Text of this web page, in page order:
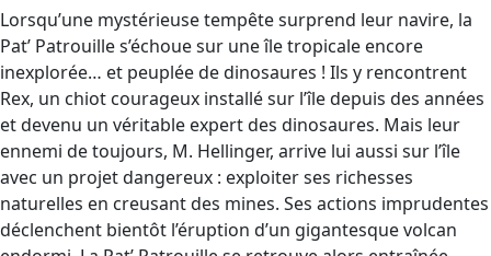
Lorsqu’une mystérieuse tempête surprend leur navire, la
Pat’ Patrouille s’échoue sur une île tropicale encore
inexplorée… et peuplée de dinosaures ! Ils y rencontrent
Rex, un chiot courageux installé sur l’île depuis des années
et devenu un véritable expert des dinosaures. Mais leur
ennemi de toujours, M. Hellinger, arrive lui aussi sur l’île
avec un projet dangereux : exploiter ses richesses
naturelles en creusant des mines. Ses actions imprudentes
déclenchent bientôt l’éruption d’un gigantesque volcan